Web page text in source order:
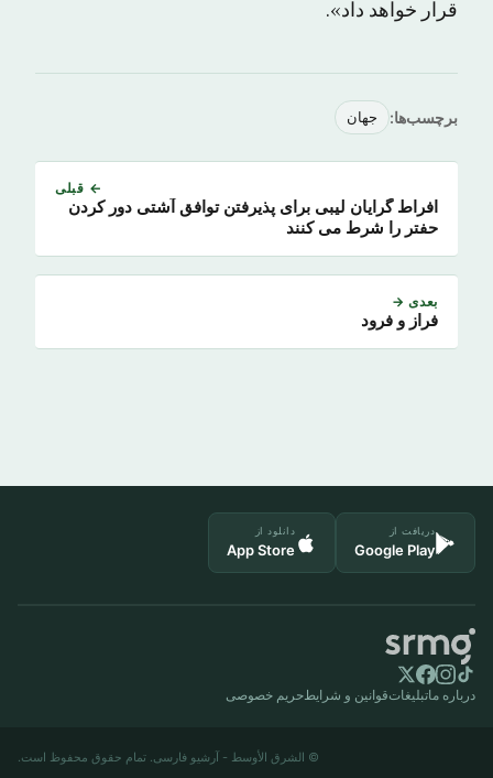
قرار خواهد داد».
برچسب‌ها: جهان
← قبلی
افراط گرایان لیبی برای پذیرفتن توافق آشتی دور کردن
حفتر را شرط می کنند
بعدی →
فراز و فرود
دریافت از
Google Play
دانلود از
App Store
درباره ماتبلیغاتقوانین و شرایط حریم خصوصی
© الشرق الأوسط - آرشیو فارسی. تمام حقوق محفوظ است.